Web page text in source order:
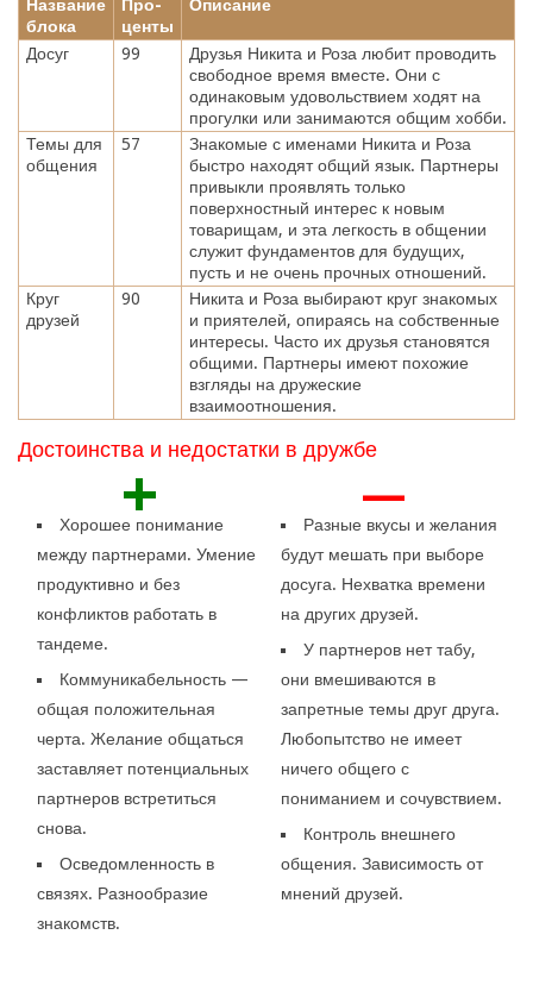
Название
блока
Про-
центы
Описание
Досуг 99
Друзья Никита и Роза любит проводить
свободное время вместе. Они с
одинаковым удовольствием ходят на
прогулки или занимаются общим хобби.
Темы для
общения
57
Знакомые с именами Никита и Роза
быстро находят общий язык. Партнеры
привыкли проявлять только
поверхностный интерес к новым
товарищам, и эта легкость в общении
служит фундаментов для будущих,
пусть и не очень прочных отношений.
Круг
друзей
90
Никита и Роза выбирают круг знакомых
и приятелей, опираясь на собственные
интересы. Часто их друзья становятся
общими. Партнеры имеют похожие
взгляды на дружеские
взаимоотношения.
Достоинства и недостатки в дружбе
+
Хорошее понимание
между партнерами. Умение
продуктивно и без
конфликтов работать в
тандеме.
Коммуникабельность —
общая положительная
черта. Желание общаться
заставляет потенциальных
партнеров встретиться
снова.
Осведомленность в
связях. Разнообразие
знакомств.
—
Разные вкусы и желания
будут мешать при выборе
досуга. Нехватка времени
на других друзей.
У партнеров нет табу,
они вмешиваются в
запретные темы друг друга.
Любопытство не имеет
ничего общего с
пониманием и сочувствием.
Контроль внешнего
общения. Зависимость от
мнений друзей.